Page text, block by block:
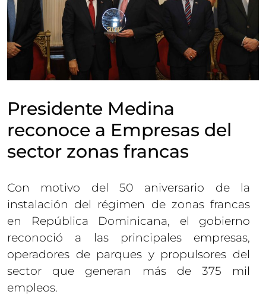
CONTACTO
SANTIAGO MECA EMPRESARIAL Y
EPICENTRO DE INVERSIÓN
Presidente Medina
reconoce a Empresas del
sector zonas francas
Con motivo del 50 aniversario de la
instalación del régimen de zonas francas
en República Dominicana, el gobierno
reconoció a las principales empresas,
operadores de parques y propulsores del
sector que generan más de 375 mil
empleos.